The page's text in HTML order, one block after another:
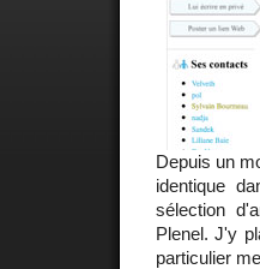
Depuis un
identique
sélection
Plenel. J'y
particulier